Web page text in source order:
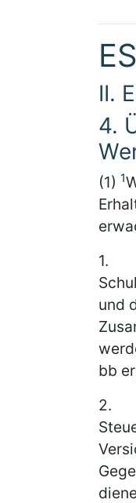
II.
4.
(1) 1
1.
und
bb
2.